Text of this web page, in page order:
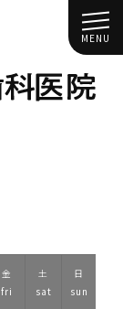
MENU
金
fri
土
sat
日
sun